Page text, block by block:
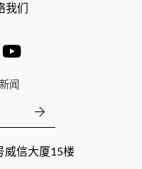
我们
闻
威信大厦15楼